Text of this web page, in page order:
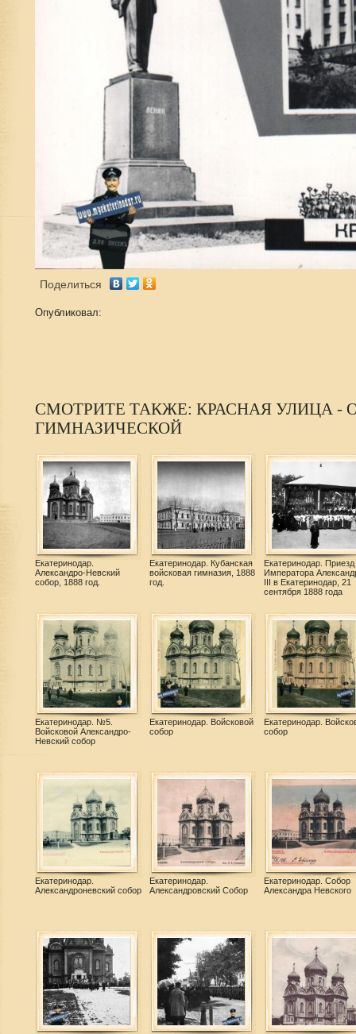
Поделиться
Опубликовал:
СМОТРИТЕ ТАКЖЕ: КРАСНАЯ УЛИЦА -
ГИМНАЗИЧЕСКОЙ
Екатеринодар.
Александро-Невский
собор, 1888 год.
Екатеринодар. Кубанская
войсковая гимназия, 1888
год.
Екатеринодар. Приезд
Императора
III в Екатеринодар, 21
сентября 1888 года
Екатеринодар. №5.
Войсковой Александро-
Невский собор
Екатеринодар. Войсковой
собор
Екатеринодар.
собор
Екатеринодар.
Александроневский собор
Екатеринодар.
Александровский Собор
Екатеринодар. Собор
Александра Невского